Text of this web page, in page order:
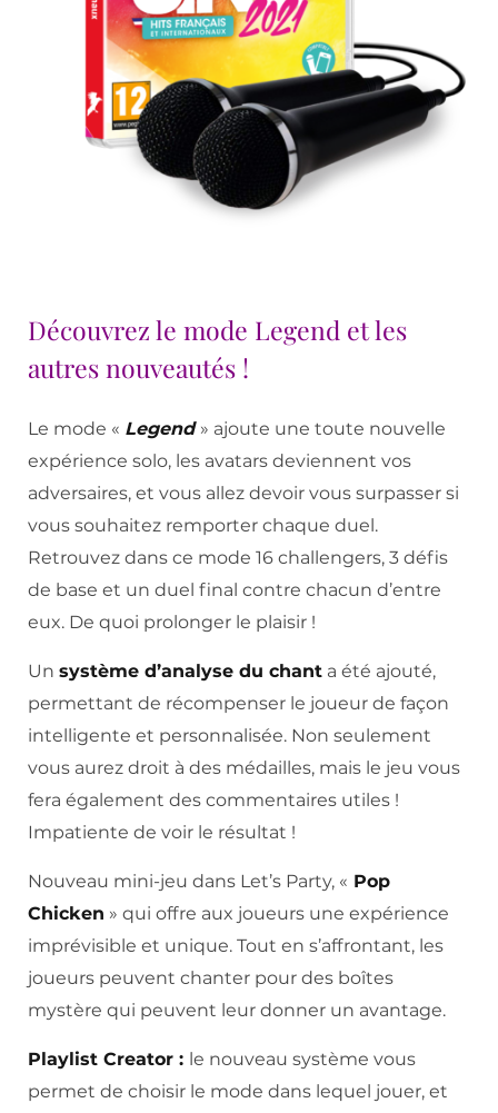
Découvrez le mode Legend et les
autres nouveautés !
Le mode « Legend » ajoute une toute nouvelle
expérience solo, les avatars deviennent vos
adversaires, et vous allez devoir vous surpasser si
vous souhaitez remporter chaque duel.
Retrouvez dans ce mode 16 challengers, 3 défis
de base et un duel final contre chacun d’entre
eux. De quoi prolonger le plaisir !
Un système d’analyse du chant a été ajouté,
permettant de récompenser le joueur de façon
intelligente et personnalisée. Non seulement
vous aurez droit à des médailles, mais le jeu vous
fera également des commentaires utiles !
Impatiente de voir le résultat !
Nouveau mini-jeu dans Let’s Party, « Pop
Chicken » qui offre aux joueurs une expérience
imprévisible et unique. Tout en s’affrontant, les
joueurs peuvent chanter pour des boîtes
mystère qui peuvent leur donner un avantage.
Playlist Creator : le nouveau système vous
permet de choisir le mode dans lequel jouer, et